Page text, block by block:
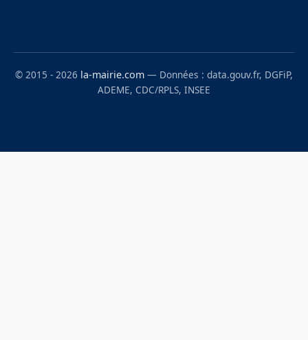
© 2015 - 2026 la-mairie.com — Données : data.gouv.fr, DGFiP,
ADEME, CDC/RPLS, INSEE